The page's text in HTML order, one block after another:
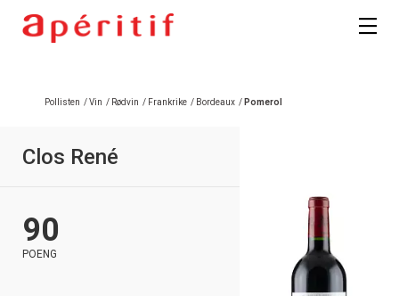
Pollisten /Vin / Rødvin / Frankrike / Bordeaux / Pomerol
Clos René
90
POENG